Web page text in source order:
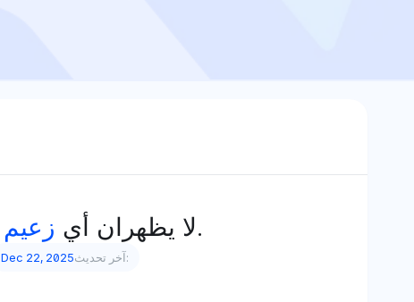
لا يظهران أي زعيم واضح في بيانات رؤية الذكاء الاصطناعي.
Dec 22, 2025 آخر تحديث: